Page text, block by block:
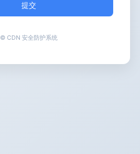
提交
© CDN 安全防护系统